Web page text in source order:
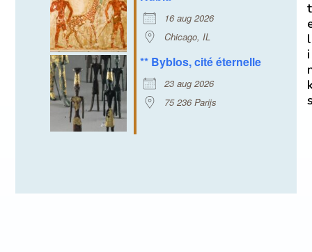
16 aug 2026
Chicago, IL
** Byblos, cité éternelle
23 aug 2026
75 236 Parijs
t
l
i